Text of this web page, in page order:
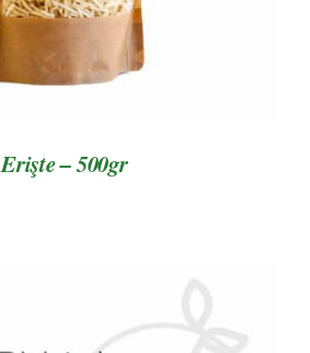
Erişte – 500gr